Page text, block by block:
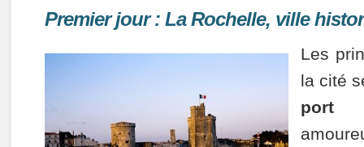
Premier jour : La Rochelle, ville
Les
la cité
port